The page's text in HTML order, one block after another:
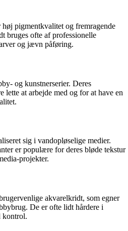
pigmentkvalitet og fremragende
bruges ofte af professionelle
og jævn påføring.
og kunstnerserier. Deres
at arbejde med og for at have en
sig i vandopløselige medier.
er populære for deres bløde tekstur
projekter.
akvarelkridt, som egner
De er ofte lidt hårdere i
kontrol.